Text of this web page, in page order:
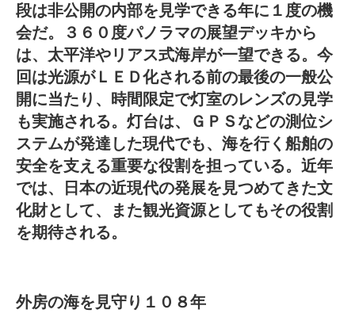
段は非公開の内部を見学できる年に１度の機
会だ。３６０度パノラマの展望デッキから
は、太平洋やリアス式海岸が一望できる。今
回は光源がＬＥＤ化される前の最後の一般公
開に当たり、時間限定で灯室のレンズの見学
も実施される。灯台は、ＧＰＳなどの測位シ
ステムが発達した現代でも、海を行く船舶の
安全を支える重要な役割を担っている。近年
では、日本の近現代の発展を見つめてきた文
化財として、また観光資源としてもその役割
を期待される。
外房の海を見守り１０８年